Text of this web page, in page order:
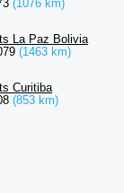
(1076 km)
La Paz Bolivia
(1463 km)
Curitiba
(853 km)